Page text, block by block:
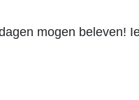
mogen beleven!